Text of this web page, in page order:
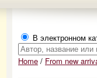
В электронном
Home / From new